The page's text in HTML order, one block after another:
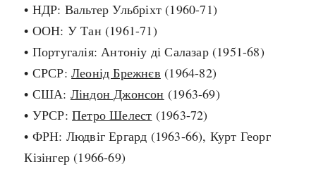
СЬОГОДНІ
ЗАГОЛОВКИ
ПРАВИЛА ЖИТТЯ
ВИ (НЕ) ЗНАЛИ
КРУГЛІ ДАТИ
КАРТИ
НОТА БЕНЕ
ФОТОІСТОРІЇ
ІНФОГРАФІКА
ПРЯМА МОВА
МОЯ ІСТОРІЯ
• НДР: Вальтер Ульбріхт (1960-71)
• ООН: У Тан (1961-71)
• Португалія: Антоніу ді Салазар (1951-68)
• СРСР:Леонід Брежнєв (1964-82)
• США: Ліндон Джонсон (1963-69)
• УРСР:Петро Шелест (1963-72)
• ФРН: Людвіг Ергард (1963-66), Курт Георг
Кізінгер (1966-69)